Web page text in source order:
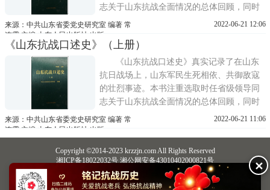
志关于山东抗战全面情况的总体回顾，同时
更注意按照党的建设、武装斗争、根据地建
设、统一战线等方面分门别类，均衡取材，
使各方面都有所体现。《山东抗战口述史》
一书真实再现了抗战老战士、老同志在抗日
战争中，以顽强不屈的抗
来源：中共山东省委党史研究室 编著 常
连霆 主编 山东人民出版社 出版
2022-06-21 12:06
《山东抗战口述史》（上册）
《山东抗战口述史》真实记录了在山东
抗日战场上，山东军民生死相依、共御敌寇
的壮烈事迹。本书注重选取时任省级领导同
志关于山东抗战全面情况的总体回顾，同时
更注意按照党的建设、武装斗争、根据地建
设、统一战线等方面分门别类，均衡取材，
一书真实再现了抗战老战士、老同志在抗日
战争中，以顽强不屈的抗
来源：中共山东省委党史研究室 编著 常
连霆 主编 山东人民出版社 出版
2022-06-21 11:06
Copyright ©2014-2023 krzzjn.com All Rights Reserved
湘ICP备18022032号 湘公网安备43010402000821号
中央网信办违法和不良信息举报中心
长沙市互联网违法和不良信息举报中心
不良信息举报电话：0731-85531328 19198230121（微信同号）
纠错电话：18182129125 15116420702
✕